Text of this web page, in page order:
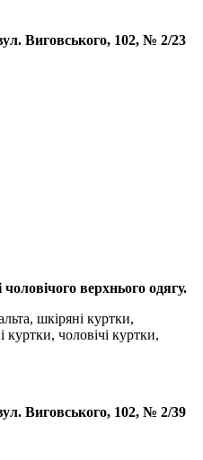
Виговського, 102, № 2/23
верхнього одягу.
шкіряні куртки,
чоловічі куртки,
Виговського, 102, № 2/39